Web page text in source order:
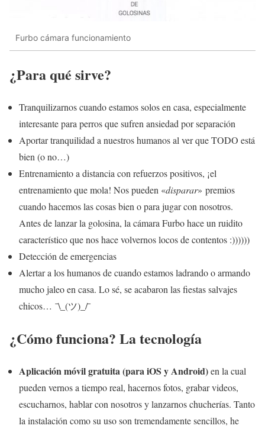
Furbo cámara funcionamiento
¿Para qué sirve?
Tranquilizarnos cuando estamos solos en casa, especialmente
interesante para perros que sufren ansiedad por separación
Aportar tranquilidad a nuestros humanos al ver que TODO está
bien (o no…)
Entrenamiento a distancia con refuerzos positivos, ¡el
entrenamiento que mola! Nos pueden «disparar» premios
cuando hacemos las cosas bien o para jugar con nosotros.
Antes de lanzar la golosina, la cámara Furbo hace un ruidito
característico que nos hace volvernos locos de contentos :))))))
Detección de emergencias
Alertar a los humanos de cuando estamos ladrando o armando
mucho jaleo en casa. Lo sé, se acabaron las fiestas salvajes
chicos… ¯\_(ツ)_/¯
¿Cómo funciona? La tecnología
Aplicación móvil gratuita (para iOS y Android)en la cual
pueden vernos a tiempo real, hacernos fotos, grabar videos,
escucharnos, hablar con nosotros y lanzarnos chucherías. Tanto
la instalación como su uso son tremendamente sencillos, he